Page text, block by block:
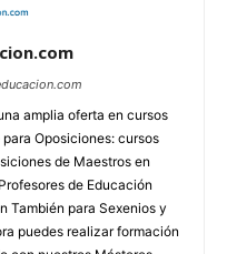
amplia oferta en cursos
Oposiciones: cursos
de Maestros en
de Educación
También para Sexenios y
puedes realizar formación